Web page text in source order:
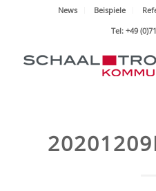
News Beispiele
Tel: +49